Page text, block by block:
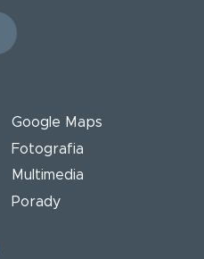
Google Maps
Fotografia
Multimedia
Porady